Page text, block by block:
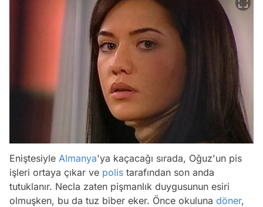
Eniştesiyle Almanya'ya kaçacağı sırada, Oğuz'un pis
işleri ortaya çıkar ve polis tarafından son anda
tutuklanır. Necla zaten pişmanlık duygusunun esiri
olmuşken, bu da tuz biber eker. Önce okuluna döner,